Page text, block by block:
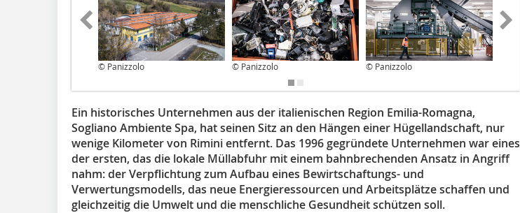
© Panizzolo © Panizzolo © Panizzolo
Ein historisches Unternehmen aus der italienischen Region Emilia-Romagna,
Sogliano Ambiente Spa, hat seinen Sitz an den Hängen einer Hügellandschaft, nur
wenige Kilometer von Rimini entfernt. Das 1996 gegründete Unternehmen war eines
der ersten, das die lokale Müllabfuhr mit einem bahnbrechenden Ansatz in Angriff
nahm: der Verpflichtung zum Aufbau eines Bewirtschaftungs- und
Verwertungsmodells, das neue Energieressourcen und Arbeitsplätze schaffen und
gleichzeitig die Umwelt und die menschliche Gesundheit schützen soll.